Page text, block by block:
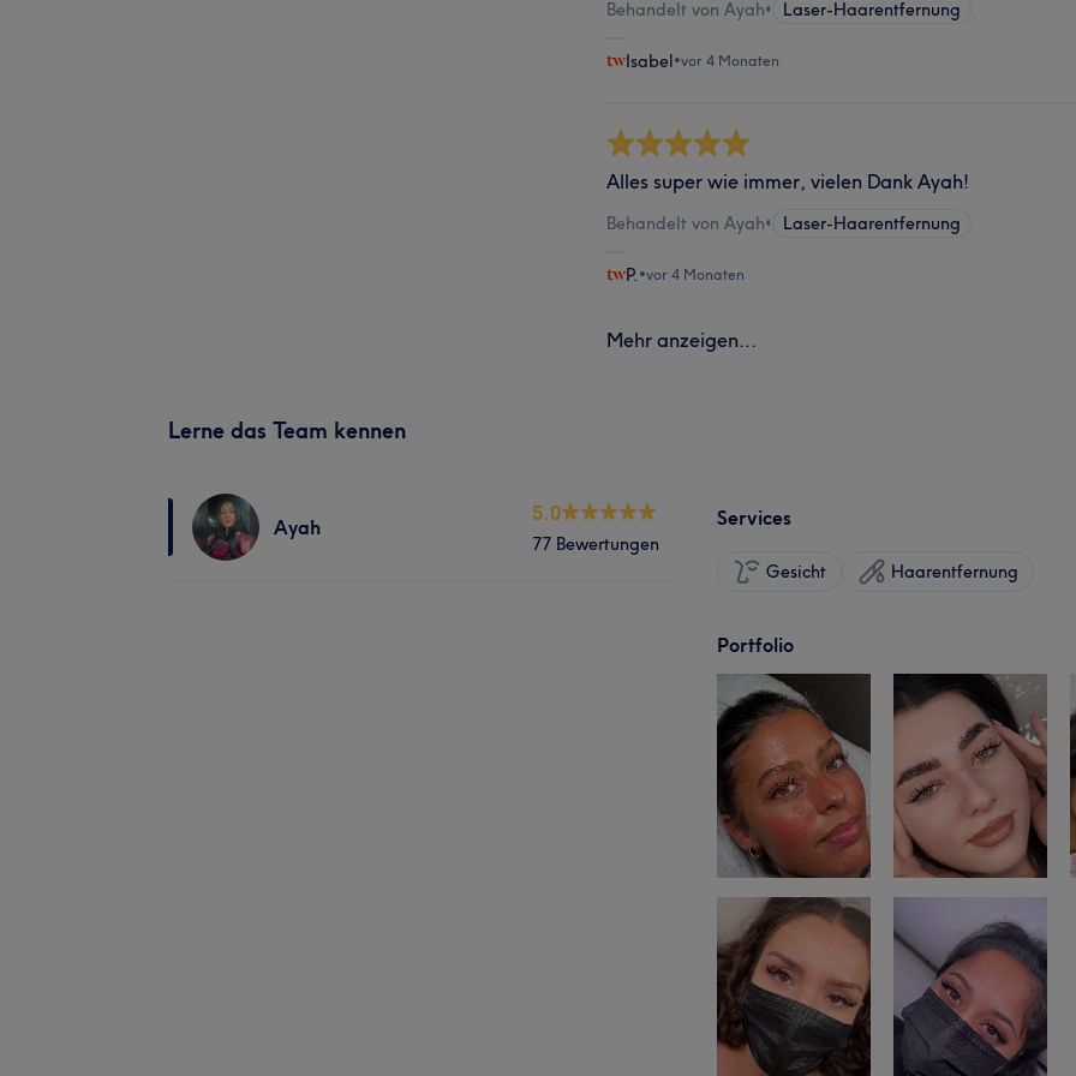
Behandelt von Ayah• Laser-Haarentfernung
Isabel•vor 4 Monaten
Alles super wie immer, vielen Dank Ayah!
Behandelt von Ayah• Laser-Haarentfernung
P. •vor 4 Monaten
Mehr anzeigen...
Lerne das Team kennen
Ayah
5.0
77 Bewertungen
Services
Gesicht Haarentfernung
Portfolio